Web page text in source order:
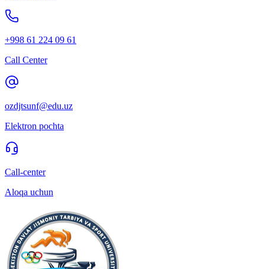
+998 61 224 09 61
Call Center
ozdjtsunf@edu.uz
Elektron pochta
Call-center
Aloqa uchun